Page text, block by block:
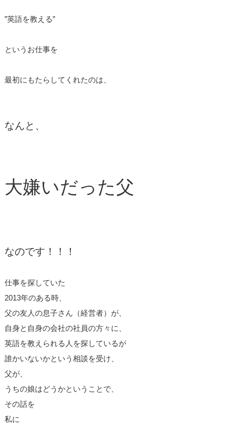
”英語を教える”
というお仕事を
最初にもたらしてくれたのは、
なんと、
大嫌いだった父
なのです！！！
仕事を探していた
2013年のある時、
父の友人の息子さん（経営者）が、
自身と自身の会社の社員の方々に、
英語を教えられる人を探しているが
誰かいないかという相談を受け、
父が、
うちの娘はどうかということで、
その話を
私に